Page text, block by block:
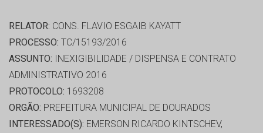
RELATOR: CONS. FLAVIO ESGAIB KAYATT
PROCESSO: TC/15193/2016
ASSUNTO: INEXIGIBILIDADE / DISPENSA E CONTRATO
ADMINISTRATIVO 2016
PROTOCOLO: 1693208
ORGÃO: PREFEITURA MUNICIPAL DE DOURADOS
INTERESSADO(S): EMERSON RICARDO KINTSCHEV,